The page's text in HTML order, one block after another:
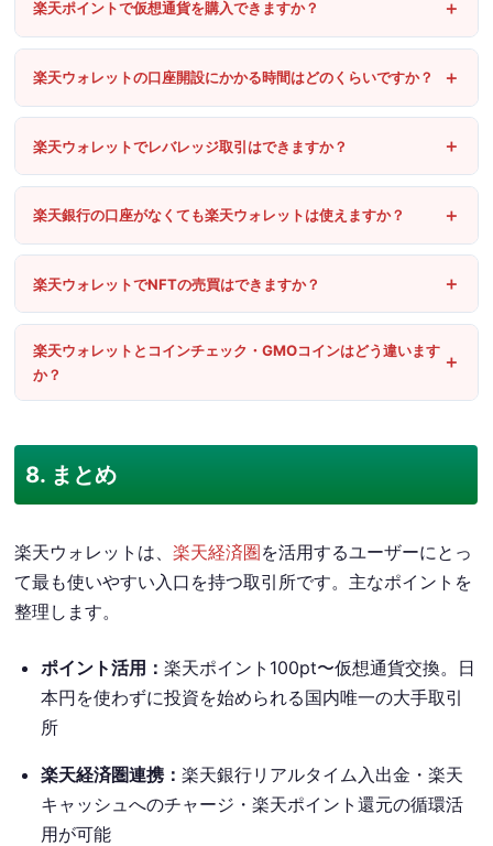
楽天ポイントで仮想通貨を購入できますか？
楽天ウォレットの口座開設にかかる時間はどのくらいですか？
楽天ウォレットでレバレッジ取引はできますか？
楽天銀行の口座がなくても楽天ウォレットは使えますか？
楽天ウォレットでNFTの売買はできますか？
楽天ウォレットとコインチェック・GMOコインはどう違います
か？
8. まとめ
楽天ウォレットは、楽天経済圏を活用するユーザーにとっ
て最も使いやすい入口を持つ取引所です。主なポイントを
整理します。
ポイント活用：楽天ポイント100pt〜仮想通貨交換。日
本円を使わずに投資を始められる国内唯一の大手取引
所
楽天経済圏連携：楽天銀行リアルタイム入出金・楽天
キャッシュへのチャージ・楽天ポイント還元の循環活
用が可能